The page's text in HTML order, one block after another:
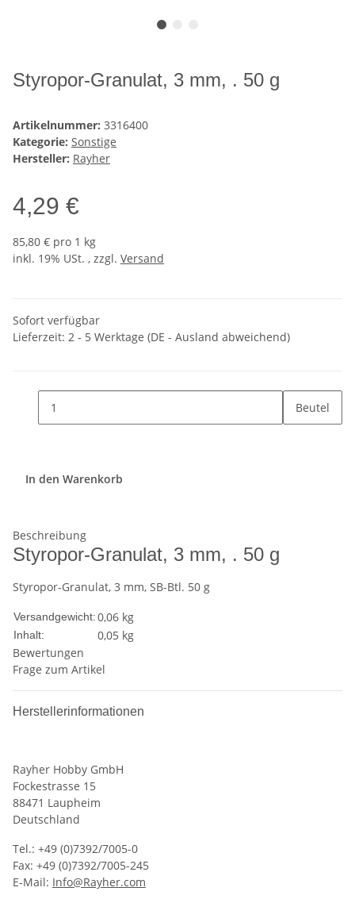
Styropor-Granulat, 3 mm, . 50 g
Artikelnummer: 3316400
Kategorie: Sonstige
Hersteller: Rayher
4,29 €
85,80 € pro 1 kg
inkl. 19% USt. , zzgl. Versand
Sofort verfügbar
Lieferzeit: 2 - 5 Werktage (DE - Ausland abweichend)
Beutel
In den Warenkorb
Beschreibung
Styropor-Granulat, 3 mm, . 50 g
Styropor-Granulat, 3 mm, SB-Btl. 50 g
Versandgewicht:0,06 kg
Inhalt:
0,05 kg
Bewertungen
Frage zum Artikel
Herstellerinformationen
Rayher Hobby GmbH
Fockestrasse 15
88471 Laupheim
Deutschland
Tel.: +49 (0)7392/7005-0
Fax: +49 (0)7392/7005-245
E-Mail: Info@Rayher.com